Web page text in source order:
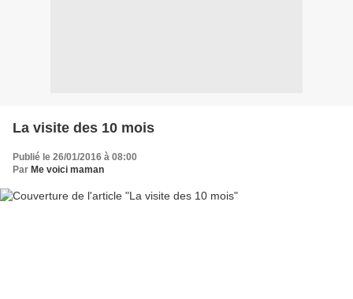
La visite des 10 mois
Publié le 26/01/2016 à 08:00
Par Me voici maman